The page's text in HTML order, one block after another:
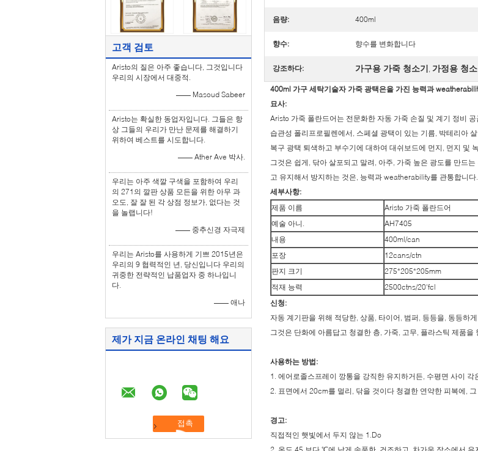
고객 검토
Aristo의 질은 아주 좋습니다, 그것입니다
우리의 시장에서 대중적.
—— Masoud Sabeer
Aristo는 확실한 동업자입니다. 그들은 항
상 그들의 우리가 만난 문제를 해결하기
위하여 베스트를 시도합니다.
—— Ather Ave 박사.
우리는 아주 색깔 구색을 포함하여 우리
의 271의 깔판 상품 모든을 위한 아무 과
오도, 잘 잘 된 각 상점 정보가, 없다는 것
을 놀랩니다!
—— 중추신경 자극제
우리는 Aristo를 사용하게 기쁘 2015년은
우리의 9 협력적인 년, 당신입니다 우리의
귀중한 전략적인 납품업자 중 하나입니
다.
—— 애나
제가 지금 온라인 채팅 해요
음량: 400ml
향수: 향수를 변화합니다
강조하다: 가구용 가죽 청소기, 가정용 청
400ml 가구 세탁기술자 가죽 광택은을 가진 능력과
묘사:
Aristo 가죽 폴란드어는 전문화한 자동 가죽 손질 및 계기 정비
습관성 폴리프로필렌에서, 스페셜 광택이 있는 기름, 박테리아
복구 광택 퇴색하고 부수기에 대하여 대쉬보드에 먼지, 먼지 및
그것은 쉽게, 닦아 살포되고 말려, 아주, 가죽 높은 광도를 만드
고 유지해서 방지하는 것은, 능력과 weatherability를 관통합니다.
세부사항:
제품 이름
Aristo 가죽 폴란드어
예술 아니.
AH7405
내용
400ml/can
포장
12cans/ctn
판지 크기
275*205*205mm
적재 능력
2500ctns/20'fcl
신청:
자동 계기판을 위해 적당한, 상품, 타이어, 범퍼, 등등을, 동등
그것은 단화에 아름답고 청결한 층, 가죽, 고무, 플라스틱 제품
사용하는 방법:
1. 에어로졸스프레이 깡통을 강직한 유지하거든, 수평면 사이 각
2. 표면에서 20cm를 멀리, 닦을 것이다 청결한 연약한 피복에,
경고:
직접적인 햇빛에서 두지 않는 1.Do